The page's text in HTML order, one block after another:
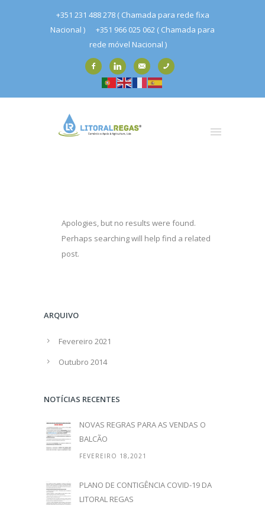
+351 231 488 278 ( Chamada para rede fixa
Nacional )
+351 966 025 062 ( Chamada para
rede móvel Nacional )
Apologies, but no results were found.
Perhaps searching will help find a related
post.
ARQUIVO
Fevereiro 2021
Outubro 2014
NOTÍCIAS RECENTES
NOVAS REGRAS PARA AS VENDAS O
BALCÃO
FEVEREIRO 18,2021
PLANO DE CONTIGÊNCIA COVID-19 DA
LITORAL REGAS